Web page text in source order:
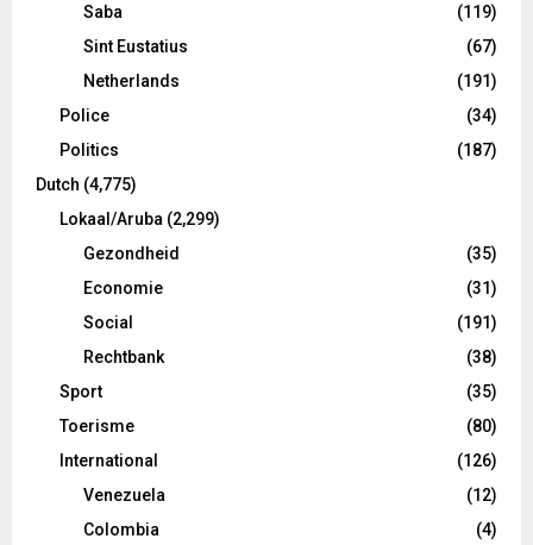
Saba
(119)
Sint Eustatius
(67)
Netherlands
(191)
Police
(34)
Politics
(187)
Dutch (4,775)
Lokaal/Aruba (2,299)
Gezondheid
(35)
Economie
(31)
Social
(191)
Rechtbank
(38)
Sport
(35)
Toerisme
(80)
International
(126)
Venezuela
(12)
Colombia
(4)